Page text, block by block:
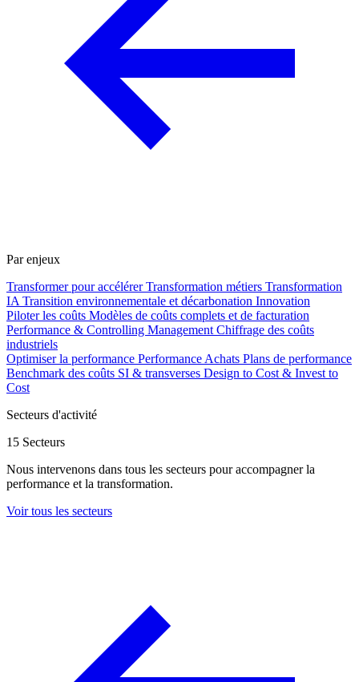
Par enjeux
Transformer pour accélérer Transformation métiers Transformation
IA Transition environnementale et décarbonation Innovation
Piloter les coûts Modèles de coûts complets et de facturation
Performance & Controlling Management Chiffrage des coûts
industriels
Optimiser la performance Performance Achats Plans de performance
Benchmark des coûts SI & transverses Design to Cost & Invest to
Cost
Secteurs d'activité
15 Secteurs
Nous intervenons dans tous les secteurs pour accompagner la
performance et la transformation.
Voir tous les secteurs